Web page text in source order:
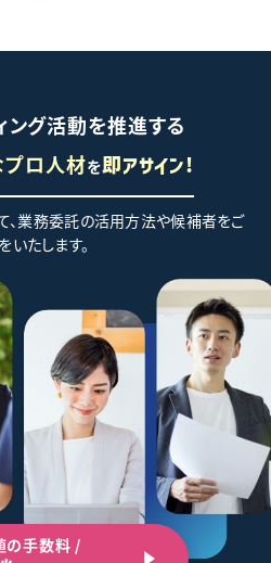
ング活動を推進する
ロ人材を即アサイン!
、業務委託の活用方法や候補者をご
いたします。
の手数料 /